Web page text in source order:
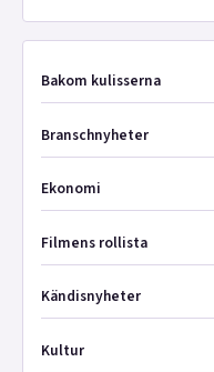
Bakom kulisserna
Branschnyheter
Ekonomi
Filmens rollista
Kändisnyheter
Kultur